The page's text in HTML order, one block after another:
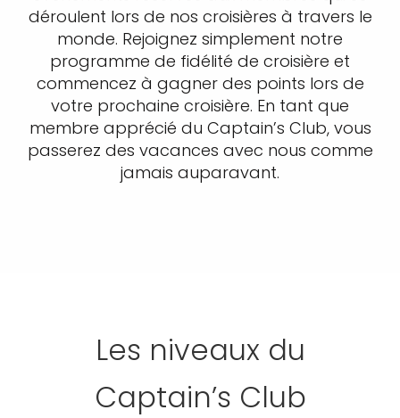
déroulent lors de nos croisières à travers le
monde. Rejoignez simplement notre
programme de fidélité de croisière et
commencez à gagner des points lors de
votre prochaine croisière. En tant que
membre apprécié du Captain’s Club, vous
passerez des vacances avec nous comme
jamais auparavant.
Les niveaux du
Captain’s Club